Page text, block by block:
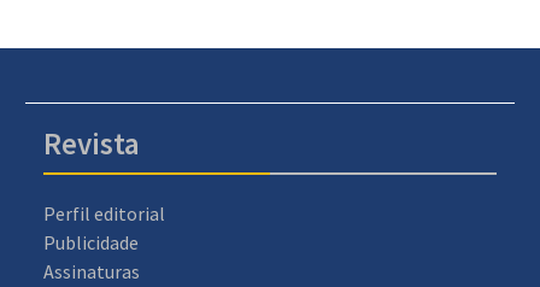
Revista
Perfil editorial
Publicidade
Assinaturas